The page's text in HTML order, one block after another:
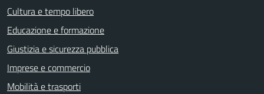
Cultura e tempo libero
Educazione e formazione
Giustizia e sicurezza pubblica
Imprese e commercio
Mobilità e trasporti